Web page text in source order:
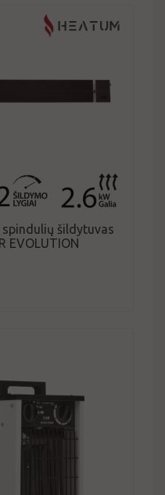
šildytuvas
EVOLUTION